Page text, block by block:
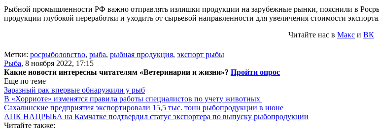
Рыбной промышленности РФ важно отправлять излишки продукции на зарубежные рынки, пояснили в
продукции глубокой переработки и уходить от сырьевой направленности для увеличения стоимости экспорта.
Читайте нас в Макс и ВК
Метки: росрыболовство, рыба, рыбная продукция, экспорт рыбы
Рыба, 8 ноября 2022, 17:15
Какие новости интересны читателям «Ветеринарии и жизни»? Пройти опрос
Еще по теме
Заразный рак впервые обнаружили у рыб
В «Хорриоте» изменятся правила работы специалистов по учету животных
Сахалинские предприятия экспортировали 15,5 тыс. тонн рыбопродукции в июне
АПК НАЦРЫБА на Камчатке подтвердил статус экспортера по выпуску рыбопродукции
Читайте также: